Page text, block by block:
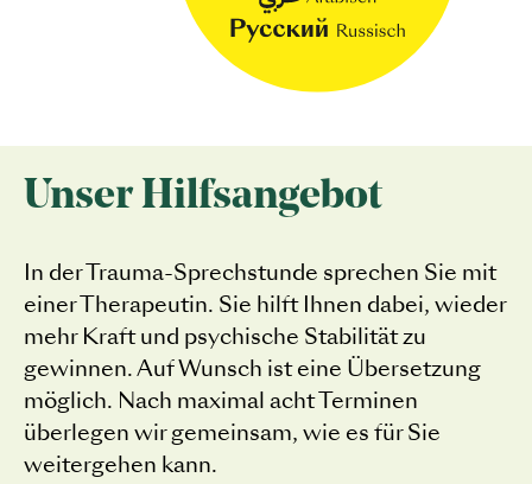
Unser Hilfsangebot
In der Trauma-Sprechstunde sprechen Sie mit
einer Therapeutin. Sie hilft Ihnen dabei, wieder
mehr Kraft und psychische Stabilität zu
gewinnen. Auf Wunsch ist eine Übersetzung
möglich. Nach maximal acht Terminen
überlegen wir gemeinsam, wie es für Sie
weitergehen kann.